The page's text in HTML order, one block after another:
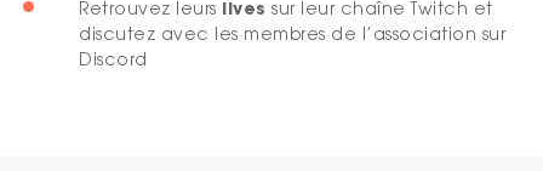
Retrouvez leurs lives sur leur chaîne Twitch et
discutez avec les membres de l’association sur
Discord